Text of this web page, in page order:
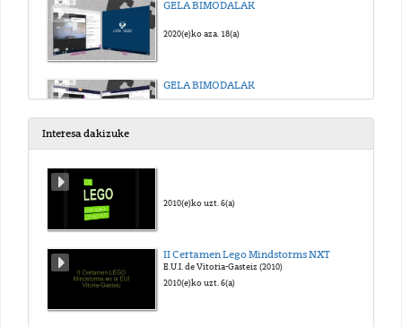
GELA BIMODALAK
2020(e)ko aza. 18(a)
GELA BIMODALAK
Interesa dakizuke
2010(e)ko uzt. 6(a)
II Certamen Lego Mindstorms NXT
E.U.I. de Vitoria-Gasteiz (2010)
2010(e)ko uzt. 6(a)